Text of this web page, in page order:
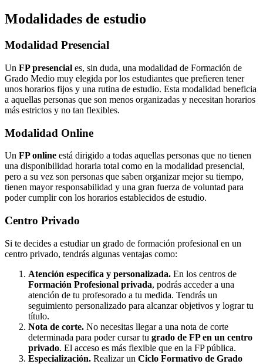
Modalidades de estudio
Modalidad Presencial
Un FP presencial es, sin duda, una modalidad de Formación de
Grado Medio muy elegida por los estudiantes que prefieren tener
unos horarios fijos y una rutina de estudio. Esta modalidad beneficia
a aquellas personas que son menos organizadas y necesitan horarios
más estrictos y no tan flexibles.
Modalidad Online
Un FP online está dirigido a todas aquellas personas que no tienen
una disponibilidad horaria total como en la modalidad presencial,
pero a su vez son personas que saben organizar mejor su tiempo,
tienen mayor responsabilidad y una gran fuerza de voluntad para
poder cumplir con los horarios establecidos de estudio.
Centro Privado
Si te decides a estudiar un grado de formación profesional en un
centro privado, tendrás algunas ventajas como:
Atención específica y personalizada. En los centros de
Formación Profesional privada, podrás acceder a una
atención de tu profesorado a tu medida. Tendrás un
seguimiento personalizado para alcanzar objetivos y lograr tu
título.
Nota de corte. No necesitas llegar a una nota de corte
determinada para poder cursar tu grado de FP en un centro
privado. El acceso es más flexible que en la FP pública.
Especialización. Realizar un Ciclo Formativo de Grado